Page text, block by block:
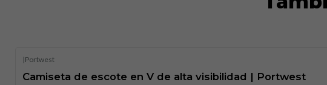
|Portwest
Camiseta de escote en V de alta visibilidad | Portwest